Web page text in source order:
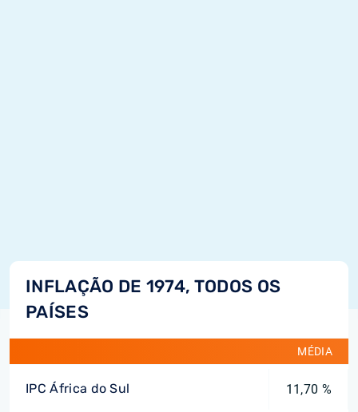
INFLAÇÃO DE 1974, TODOS OS
PAÍSES
MÉDIA
IPC África do Sul 11,70 %